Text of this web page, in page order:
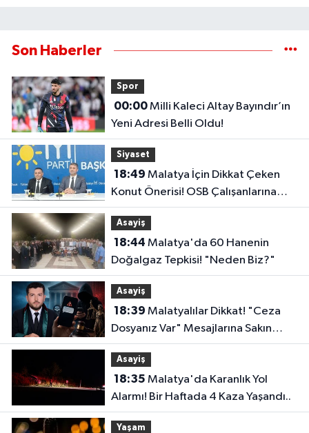
Son Haberler
Spor
00:00Milli Kaleci Altay Bayındır’ın
Yeni Adresi Belli Oldu!
Siyaset
18:49
Konut Önerisi! OSB Çalışanlarına
Faizsiz Ev Çağrısı..
Asayiş
18:44
Doğalgaz Tepkisi! "Neden Biz?"
Asayiş
18:39
Dosyanız Var" Mesajlarına Sakın
Kanmayın
Asayiş
18:35
Alarmı! Bir Haftada 4 Kaza Yaşandı..
Yaşam